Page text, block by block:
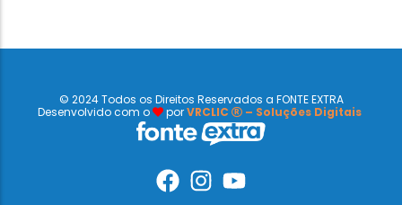
© 2024 Todos os Direitos Reservados a FONTE EXTRA
Desenvolvido com o
porVRCLIC – Soluções Digitais